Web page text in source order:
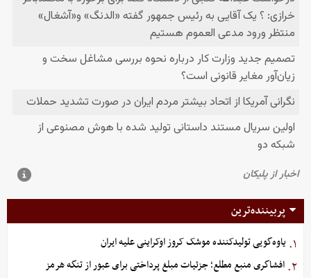
پربیننده‌ترین
۱. یاوه‌گویی تولیدکننده موشک کروز اوکراینی علیه ایران
۲. افشاگری منبع مطلع؛ جزئیات مبلغ پرداختی برای عبور از تنگه هرمز